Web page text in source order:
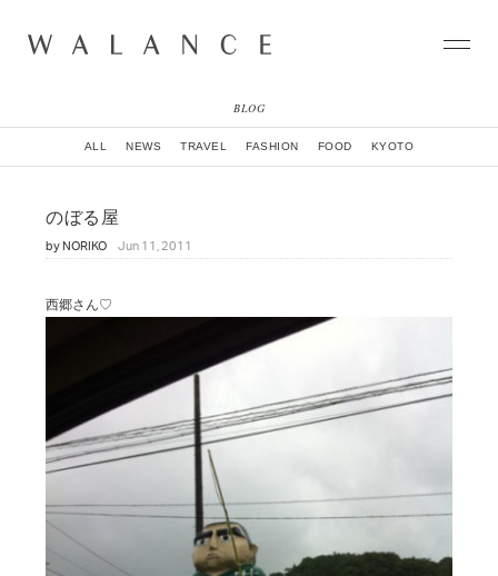
COLLECTION
CITY
NEIGHBORHOOD
NEWS
STOCKIST
ONLINE SHOP
BRAND OFFICIAL INSTAGRAM
BLOG
ALL NEWS TRAVEL FASHION FOOD KYOTO
のぼる屋
byNORIKO Jun 11, 2011
西郷さん♡